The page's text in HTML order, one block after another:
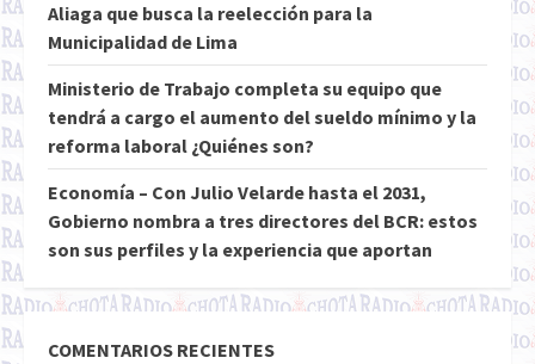
Aliaga que busca la reelección para la
Municipalidad de Lima
Ministerio de Trabajo completa su equipo que
tendrá a cargo el aumento del sueldo mínimo y la
reforma laboral ¿Quiénes son?
Economía – Con Julio Velarde hasta el 2031,
Gobierno nombra a tres directores del BCR: estos
son sus perfiles y la experiencia que aportan
COMENTARIOS RECIENTES